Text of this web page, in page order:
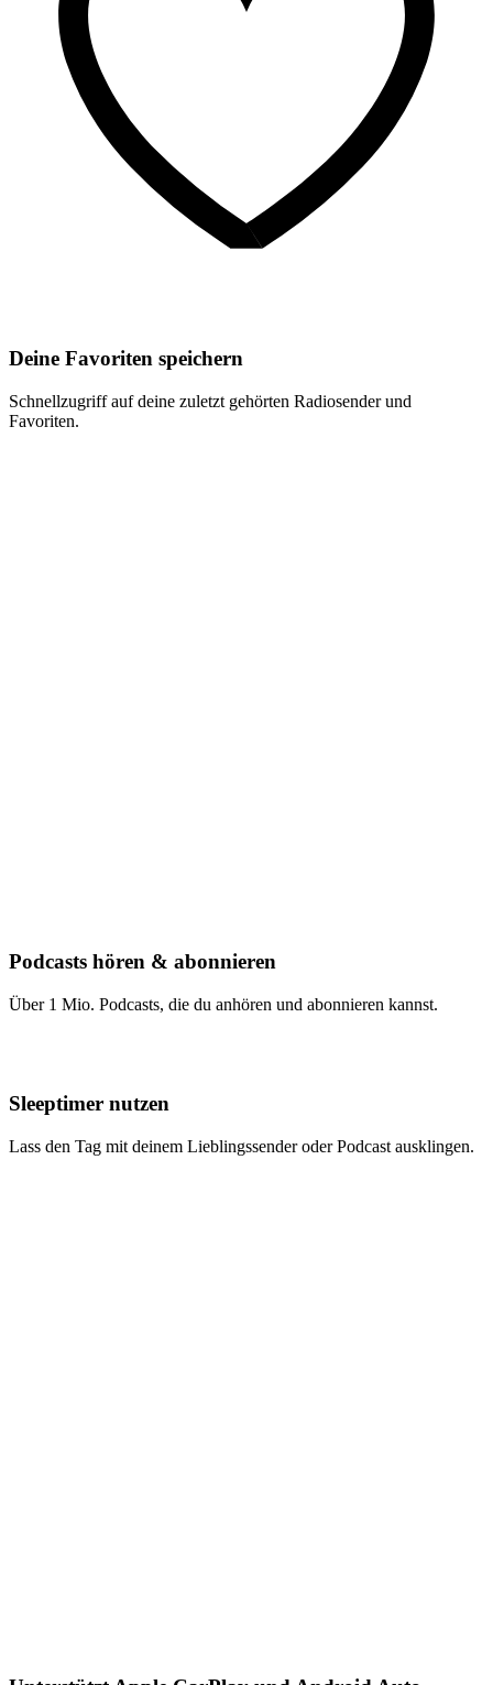
Deine Favoriten speichern
Schnellzugriff auf deine zuletzt gehörten Radiosender und
Favoriten.
Podcasts hören & abonnieren
Über 1 Mio. Podcasts, die du anhören und abonnieren kannst.
Sleeptimer nutzen
Lass den Tag mit deinem Lieblingssender oder Podcast ausklingen.